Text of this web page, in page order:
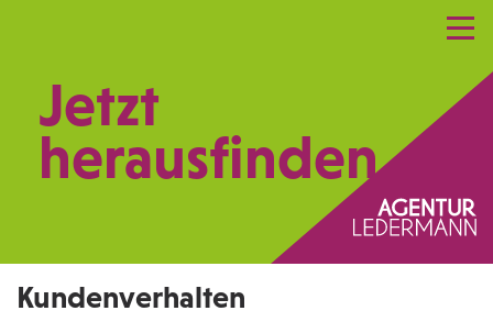
Praxismarketing
Kontakt
Jetzt
herausfinden.
Kundenverhalten